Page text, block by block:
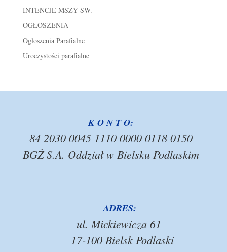
INTENCJE MSZY ŚW.
OGŁOSZENIA
Ogłoszenia Parafialne
Uroczystości parafialne
K O N T O:
84 2030 0045 1110 0000 0118 0150
BGŻ S.A. Oddział w Bielsku Podlaskim
ADRES:
ul. Mickiewicza 61
17-100 Bielsk Podlaski